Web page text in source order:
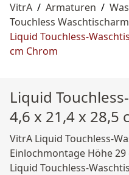
VitrA / Armaturen /
Touchless
Liquid Touchless-
cm Chrom
Liquid
4,6 x 21,4 x 28,5
VitrA Liquid Touchless-
Einlochmontage Höhe
Liquid Touchless-